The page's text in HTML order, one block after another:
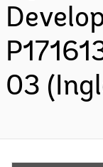
03